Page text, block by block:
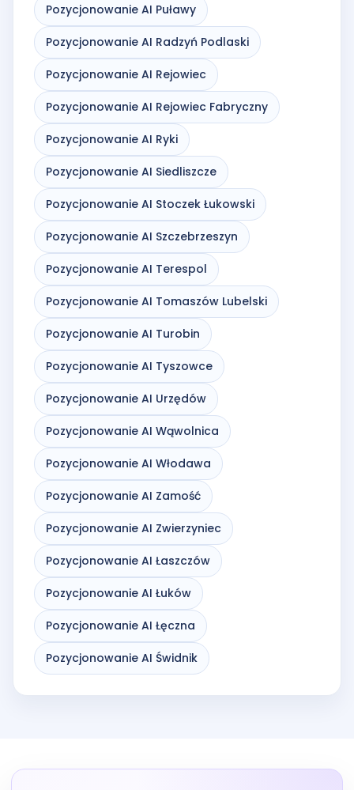
Pozycjonowanie AI Puławy
Pozycjonowanie AI Radzyń Podlaski
Pozycjonowanie AI Rejowiec
Pozycjonowanie AI Rejowiec Fabryczny
Pozycjonowanie AI Ryki
Pozycjonowanie AI Siedliszcze
Pozycjonowanie AI Stoczek Łukowski
Pozycjonowanie AI Szczebrzeszyn
Pozycjonowanie AI Terespol
Pozycjonowanie AI Tomaszów Lubelski
Pozycjonowanie AI Turobin
Pozycjonowanie AI Tyszowce
Pozycjonowanie AI Urzędów
Pozycjonowanie AI Wąwolnica
Pozycjonowanie AI Włodawa
Pozycjonowanie AI Zamość
Pozycjonowanie AI Zwierzyniec
Pozycjonowanie AI Łaszczów
Pozycjonowanie AI Łuków
Pozycjonowanie AI Łęczna
Pozycjonowanie AI Świdnik